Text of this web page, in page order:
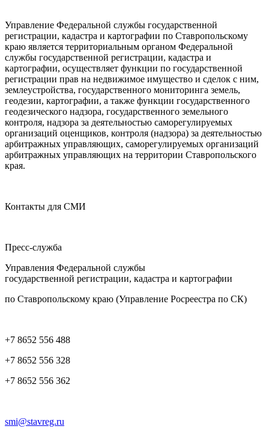
Управление Федеральной службы государственной
регистрации, кадастра и картографии по Ставропольскому
краю является территориальным органом Федеральной
службы государственной регистрации, кадастра и
картографии, осуществляет функции по государственной
регистрации прав на недвижимое имущество и сделок с ним,
землеустройства, государственного мониторинга земель,
геодезии, картографии, а также функции государственного
геодезического надзора, государственного земельного
контроля, надзора за деятельностью саморегулируемых
организаций оценщиков, контроля (надзора) за деятельностью
арбитражных управляющих, саморегулируемых организаций
арбитражных управляющих на территории Ставропольского
края.
Контакты для СМИ
Пресс-служба
Управления Федеральной службы
государственной регистрации, кадастра и картографии
по Ставропольскому краю (Управление Росреестра по СК)
+7 8652 556 488
+7 8652 556 328
+7 8652 556 362
smi@stavreg.ru